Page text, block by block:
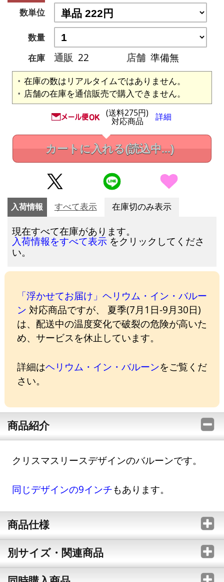
数単位
数量
在庫
通販 22 店舗 準備無
在庫の数はリアルタイムではありません。
店舗の在庫を通信販売で購入できません。
(送料275円)
対応商品 詳細
カートに入れる(読込中...)
入荷情報 すべて表示 在庫切のみ表示
現在すべて在庫があります。
入荷情報をすべて表示 をクリックしてくださ
い。
「浮かせてお届け」ヘリウム・イン・バルー
ン 対応商品ですが、 夏季(7月1日-9月30日)
は、配送中の温度変化で破裂の危険が高いた
め、サービスを休止しています。
詳細はヘリウム・イン・バルーンをご覧くだ
さい。
商品紹介
クリスマスリースデザインのバルーンです。
同じデザインの9インチもあります。
商品仕様
別サイズ・関連商品